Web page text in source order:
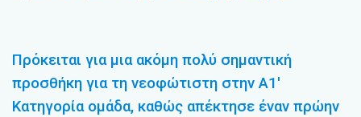
Πρόκειται για μια ακόμη πολύ σημαντική
προσθήκη για τη νεοφώτιστη στην Α1′
Κατηγορία ομάδα, καθώς απέκτησε έναν πρώην